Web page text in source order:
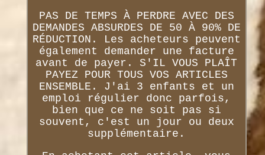
PAS DE TEMPS À PERDRE AVEC DES
DEMANDES ABSURDES DE 50 À 90% DE
RÉDUCTION. Les acheteurs peuvent
également demander une facture
avant de payer. S'IL VOUS PLAÎT
PAYEZ POUR TOUS VOS ARTICLES
ENSEMBLE. J'ai 3 enfants et un
emploi régulier donc parfois,
bien que ce ne soit pas si
souvent, c'est un jour ou deux
supplémentaire.